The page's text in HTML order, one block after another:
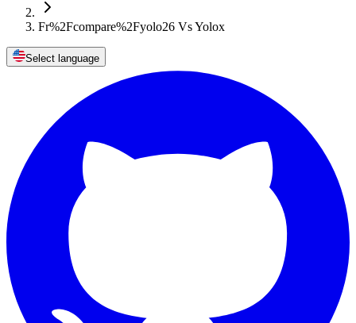
Fr%2Fcompare%2Fyolo26 Vs Yolox
Select language